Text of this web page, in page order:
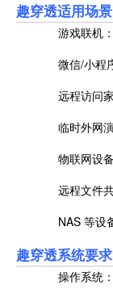
趣穿透适用场景
游戏联机：
微信/小程
远程访问家
临时外网演
物联网设备
远程文件
NAS 等设
趣穿透系统要求
操作系统：